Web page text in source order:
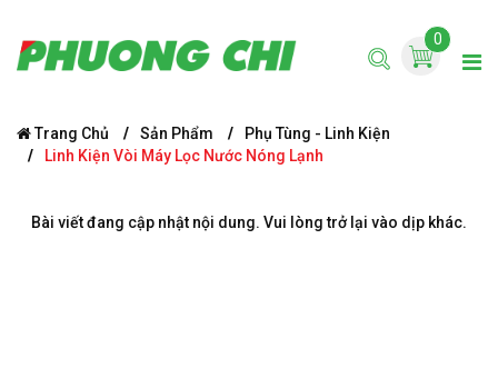
0
Trang Chủ Sản Phẩm
Phụ Tùng - Linh Kiện
Linh Kiện Vòi Máy Lọc Nước Nóng Lạnh
Bài viết đang cập nhật nội dung. Vui lòng trở lại vào dịp khác.